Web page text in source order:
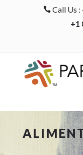
 Call Us :
+1